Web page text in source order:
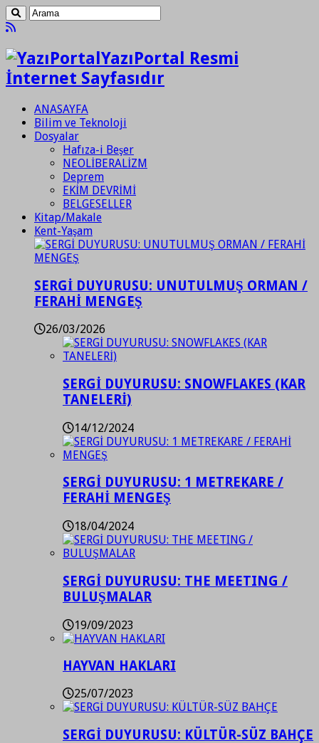
YazıPortal Resmi
İnternet Sayfasıdır
ANASAYFA
Bilim ve Teknoloji
Dosyalar
Hafıza-i Beşer
NEOLİBERALİZM
Deprem
EKİM DEVRİMİ
BELGESELLER
Kitap/Makale
Kent-Yaşam
SERGİ DUYURUSU: UNUTULMUŞ ORMAN /
FERAHİ MENGEŞ
26/03/2026
SERGİ DUYURUSU: SNOWFLAKES (KAR
TANELERİ)
14/12/2024
SERGİ DUYURUSU: 1 METREKARE /
FERAHİ MENGEŞ
18/04/2024
SERGİ DUYURUSU: THE MEETING /
BULUŞMALAR
19/09/2023
HAYVAN HAKLARI
25/07/2023
SERGİ DUYURUSU: KÜLTÜR-SÜZ BAHÇE